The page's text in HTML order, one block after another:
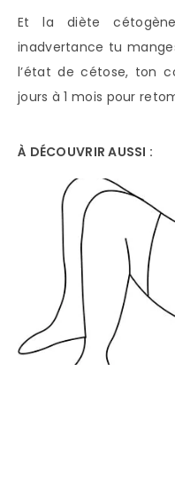
Et la diète
inadvertance tu
l’état de cétose, ton
jours à 1 mois pour
À DÉCOUVRIR AUSSI :